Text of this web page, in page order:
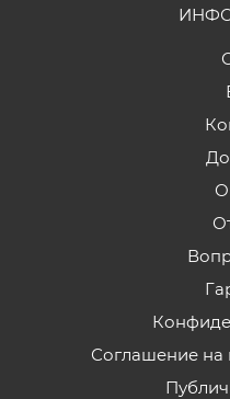
Соглашение на